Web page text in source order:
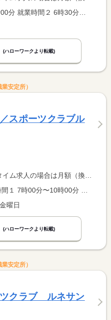
(ハローワークより転載)
安定所）
スポーツクラブル
）、パート求人の場合は時間額を表示しています。
曜日
(ハローワークより転載)
安定所）
クラブ ルネサン